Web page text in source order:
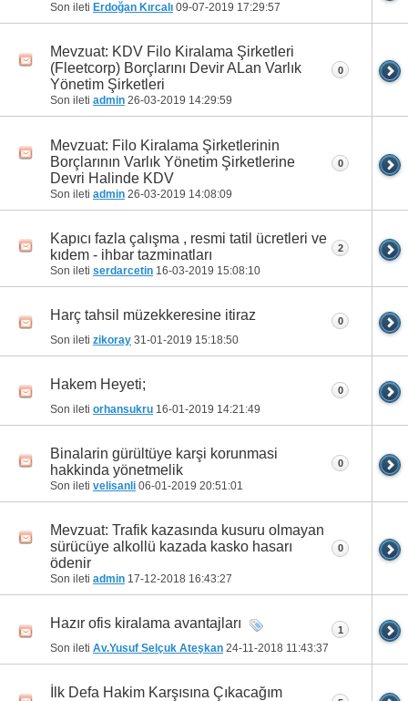
Son ileti Erdoğan Kırcalı 09-07-2019 17:29:57
Mevzuat: KDV Filo Kiralama Şirketleri
(Fleetcorp) Borçlarını Devir ALan Varlık
Yönetim Şirketleri
Son ileti admin 26-03-2019 14:29:59
0
Mevzuat: Filo Kiralama Şirketlerinin
Borçlarının Varlık Yönetim Şirketlerine
Devri Halinde KDV
Son ileti admin 26-03-2019 14:08:09
0
Kapıcı fazla çalışma , resmi tatil ücretleri ve
kıdem - ihbar tazminatları
Son ileti serdarcetin 16-03-2019 15:08:10
2
Harç tahsil müzekkeresine itiraz
Son ileti zikoray 31-01-2019 15:18:50
0
Hakem Heyeti;
Son ileti orhansukru 16-01-2019 14:21:49
0
Binalarin gürültüye karşi korunmasi
hakkinda yönetmelik
Son ileti velisanli 06-01-2019 20:51:01
0
Mevzuat: Trafik kazasında kusuru olmayan
sürücüye alkollü kazada kasko hasarı
ödenir
Son ileti admin 17-12-2018 16:43:27
0
Hazır ofis kiralama avantajları
Son ileti Av.Yusuf Selçuk Ateşkan 24-11-2018 11:43:37
1
İlk Defa Hakim Karşısına Çıkacağım